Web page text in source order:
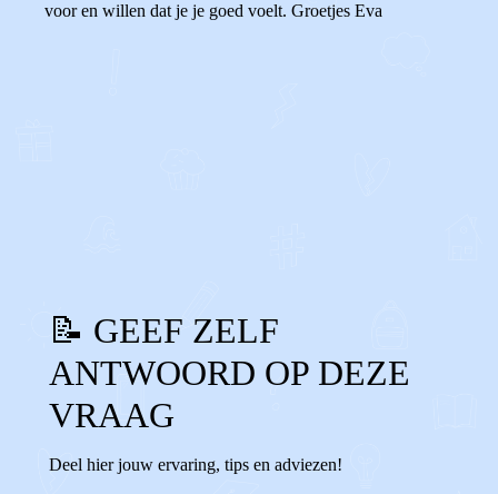
voor en willen dat je je goed voelt. Groetjes Eva
📝 GEEF ZELF
ANTWOORD OP DEZE
VRAAG
Deel hier jouw ervaring, tips en adviezen!